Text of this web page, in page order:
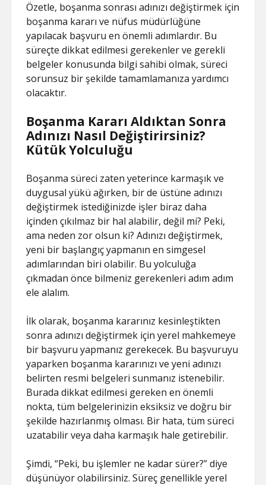
Özetle, boşanma sonrası adınızı değiştirmek için
boşanma kararı ve nüfus müdürlüğüne
yapılacak başvuru en önemli adımlardır. Bu
süreçte dikkat edilmesi gerekenler ve gerekli
belgeler konusunda bilgi sahibi olmak, süreci
sorunsuz bir şekilde tamamlamanıza yardımcı
olacaktır.
Boşanma Kararı Aldıktan Sonra
Adınızı Nasıl Değiştirirsiniz?
Kütük Yolculuğu
Boşanma süreci zaten yeterince karmaşık ve
duygusal yükü ağırken, bir de üstüne adınızı
değiştirmek istediğinizde işler biraz daha
içinden çıkılmaz bir hal alabilir, değil mi? Peki,
ama neden zor olsun ki? Adınızı değiştirmek,
yeni bir başlangıç yapmanın en simgesel
adımlarından biri olabilir. Bu yolculuğa
çıkmadan önce bilmeniz gerekenleri adım adım
ele alalım.
İlk olarak, boşanma kararınız kesinleştikten
sonra adınızı değiştirmek için yerel mahkemeye
bir başvuru yapmanız gerekecek. Bu başvuruyu
yaparken boşanma kararınızı ve yeni adınızı
belirten resmi belgeleri sunmanız istenebilir.
Burada dikkat edilmesi gereken en önemli
nokta, tüm belgelerinizin eksiksiz ve doğru bir
şekilde hazırlanmış olması. Bir hata, tüm süreci
uzatabilir veya daha karmaşık hale getirebilir.
Şimdi, “Peki, bu işlemler ne kadar sürer?” diye
düşünüyor olabilirsiniz. Süreç genellikle yerel